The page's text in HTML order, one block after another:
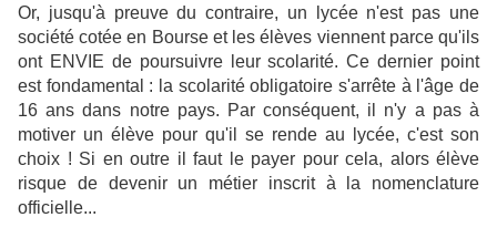
Or, jusqu'à preuve du contraire, un lycée n'est pas une
société cotée en Bourse et les élèves viennent parce qu'ils
ont ENVIE de poursuivre leur scolarité. Ce dernier point
est fondamental : la scolarité obligatoire s'arrête à l'âge de
16 ans dans notre pays. Par conséquent, il n'y a pas à
motiver un élève pour qu'il se rende au lycée, c'est son
choix ! Si en outre il faut le payer pour cela, alors élève
risque de devenir un métier inscrit à la nomenclature
officielle...